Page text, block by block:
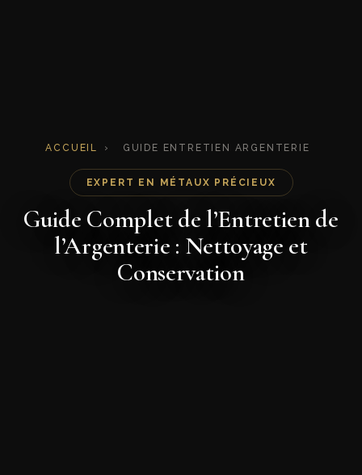
ACCUEIL › GUIDE ENTRETIEN ARGENTERIE
EXPERT EN MÉTAUX PRÉCIEUX
Guide Complet de l’Entretien de
l’Argenterie : Nettoyage et
Conservation